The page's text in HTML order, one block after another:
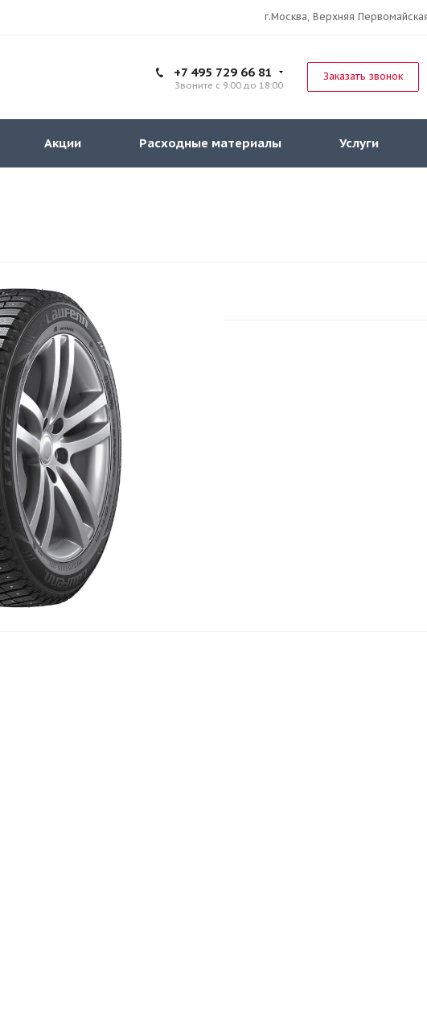
+7 495 729 66 81
Звоните с 9:00 до 18:00
Заказать звонок
Акции Расходные материалы Услуги